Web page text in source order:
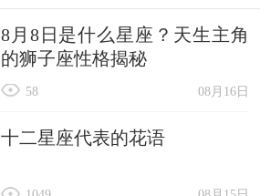
8月8日是什么星座？天生主角
的狮子座性格揭秘
08月16日
58
十二星座代表的花语